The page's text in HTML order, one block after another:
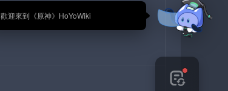
🎉 歡迎來到《原神》HoYoWiki